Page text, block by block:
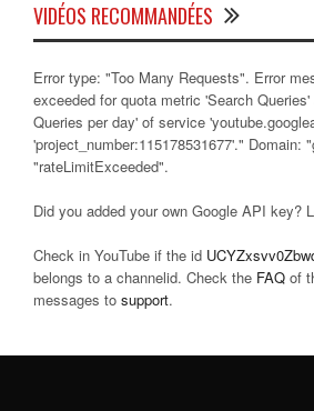
VIDÉOS RECOMMANDÉES
Error type: "Too Many Requests". Error
exceeded for quota metric 'Search
Queries per day' of service
'project_number:115178531677'." Domain:
"rateLimitExceeded".
Did you added your own Google API key?
Check in YouTube if the id
belongs to a channelid. Check the FAQ of
messages to support.